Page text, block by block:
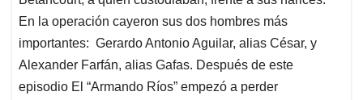
En la operación cayeron sus dos hombres más
importantes: Gerardo Antonio Aguilar, alias César, y
Alexander Farfán, alias Gafas. Después de este
episodio El “Armando Ríos” empezó a perder